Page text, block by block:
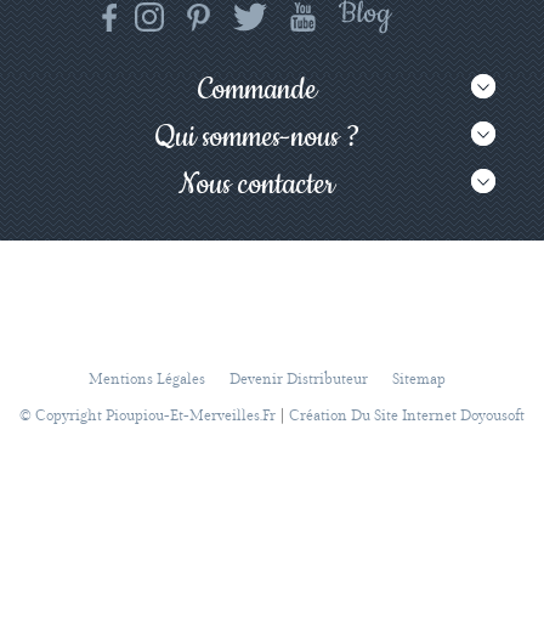
Commande
Qui sommes-nous ?
Nous contacter
Mentions Légales Devenir Distributeur
Sitemap
© Copyright Pioupiou-Et-Merveilles.fr
Création Du Site Internet Doyousoft